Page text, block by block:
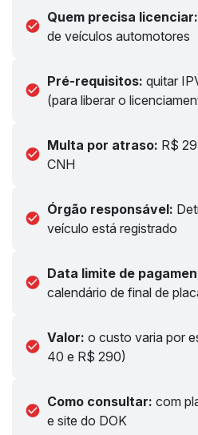
Quem precisa licenciar:
de veículos automotores
Pré-requisitos: quitar
(para liberar o
Multa por atraso: R$
CNH
Órgão responsável:
veículo está registrado
Data limite de
calendário de final de
Valor: o custo varia por
40 e R$ 290)
Como consultar: com
e site do DOK